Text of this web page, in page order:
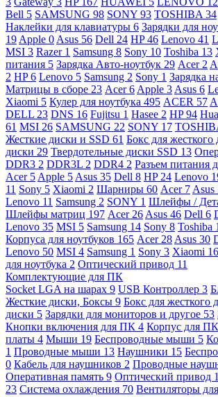
Bell 5 SAMSUNG 98 SONY 93 TOSHIBA 34
Наклейки для клавиатуры 6 Зарядки для
19 Apple 0 Asus 56 Dell 24 HP46 Lenovo 41
MSI 3 Razer 1 Samsung 8 Sony 10 Toshiba 13
питания 5 Зарядка Авто-ноутбук 29 Acer 2
2 HP6 Lenovo 5 Samsung 2 Sony 1 Зарядка
Матрицы в сборе 23 Acer6 Apple 3 Asus 6
Xiaomi 5 Кулер для ноутбука 495 ACER 57
DELL 23 DNS 16 Fujitsu 1 Hasee 2 HP94
61 MSI 26 SAMSUNG 22 SONY 17
Жесткие диски и SSD 61 Бокс для жесткого
диски 29 Твердотельные диски SSD 13
DDR3 2 DDR3L 2 DDR4 2 Разъем питания
Acer 5 Apple 5 Asus 35 Dell 8 HP 24 Lenovo
11 Sony 5 Xiaomi 2 Шарниры 60 Acer 7 Asus
Lenovo 11 Samsung 2 SONY 1 Шлейфы /
Шлейфы матриц 197 Acer 26 Asus 46 Dell 6
Lenovo 35 MSI 5 Samsung 14 Sony 8 Toshiba
Корпуса для ноутбуков 165 Acer 28 Asus 30
Lenovo 50 MSI 4 Samsung 1 Sony 3 Xiaomi 16
для ноутбука 2 Оптический привод 11
Комплектующие для ПК
Socket LGA на шарах 9 USB Контроллер 3
Жесткие диски, Боксы 9 Бокс для жесткого
диски 5 Зарядки для мониторов и другое 53
Кнопки включения для ПК 4 Корпус для ПК
платы 4 Мыши 19 Беспроводные мыши 5
1 Проводные мыши 13 Наушники 15
0 Кабель для наушников 2 Проводные
Оперативная память 9 Оптический привод 1
23 Система охлаждения 70 Вентиляторы